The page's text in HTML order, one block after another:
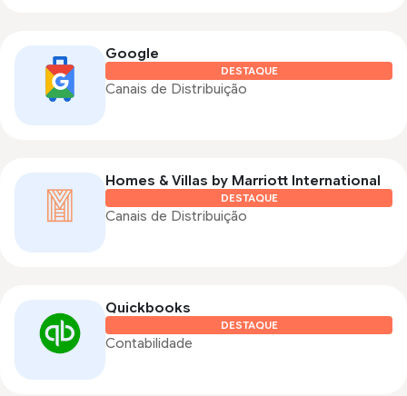
Google
DESTAQUE
Canais de Distribuição
Homes & Villas by Marriott International
DESTAQUE
Canais de Distribuição
Quickbooks
DESTAQUE
Contabilidade